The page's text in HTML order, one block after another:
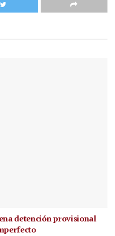
detención provisional